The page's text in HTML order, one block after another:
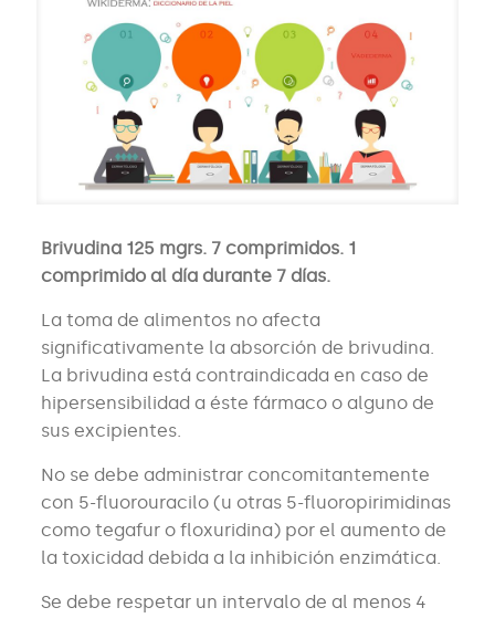
Brivudina 125 mgrs. 7 comprimidos. 1
comprimido al día durante 7 días.
La toma de alimentos no afecta
significativamente la absorción de brivudina.
La brivudina está contraindicada en caso de
hipersensibilidad a éste fármaco o alguno de
sus excipientes.
No se debe administrar concomitantemente
con 5-fluorouracilo (u otras 5-fluoropirimidinas
como tegafur o floxuridina) por el aumento de
la toxicidad debida a la inhibición enzimática.
Se debe respetar un intervalo de al menos 4